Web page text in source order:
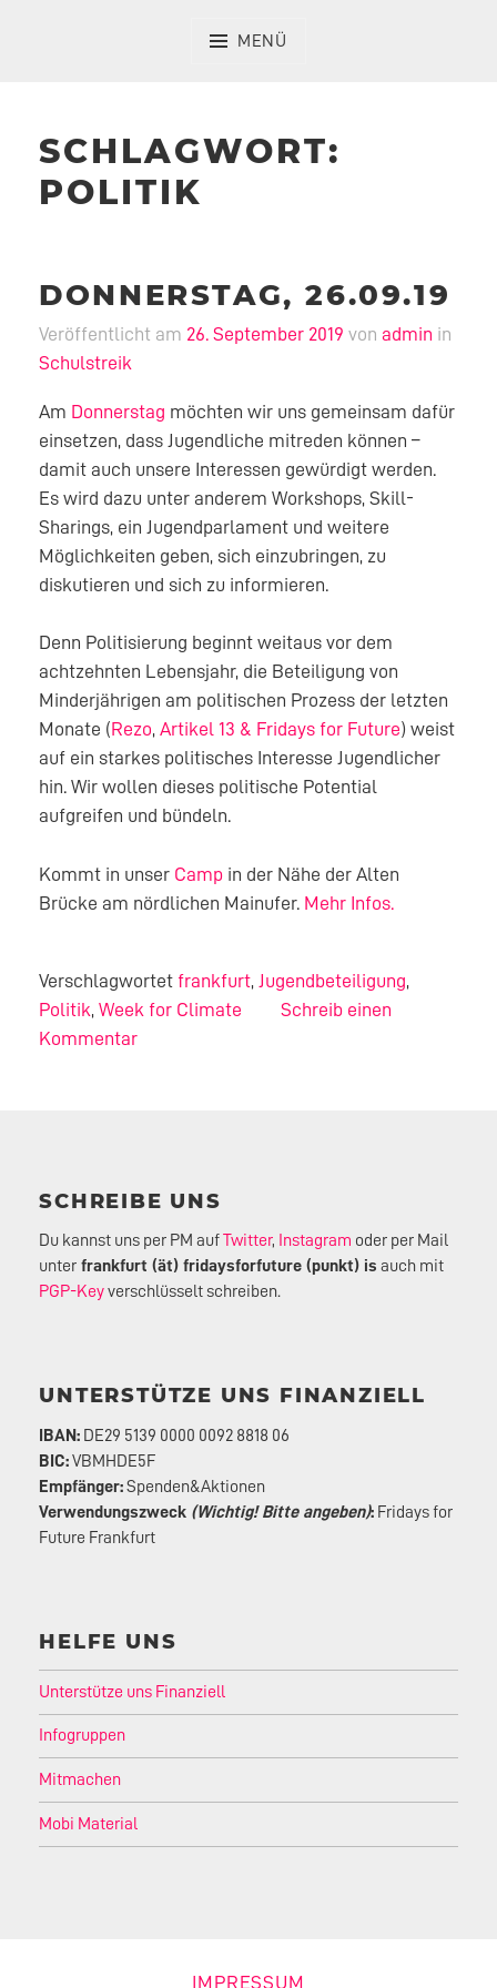
MENÜ
SCHLAGWORT:
POLITIK
DONNERSTAG, 26.09.19
Veröffentlicht am 26. September 2019 von admin in
Schulstreik
Am Donnerstag möchten wir uns gemeinsam dafür
einsetzen, dass Jugendliche mitreden können –
damit auch unsere Interessen gewürdigt werden.
Es wird dazu unter anderem Workshops, Skill-
Sharings, ein Jugendparlament und weitere
Möglichkeiten geben, sich einzubringen, zu
diskutieren und sich zu informieren.
Denn Politisierung beginnt weitaus vor dem
achtzehnten Lebensjahr, die Beteiligung von
Minderjährigen am politischen Prozess der letzten
Monate (Rezo,Artikel 13 & Fridays for Future) weist
auf ein starkes politisches Interesse Jugendlicher
hin. Wir wollen dieses politische Potential
aufgreifen und bündeln.
Kommt in unser Camp in der Nähe der Alten
Brücke am nördlichen Mainufer. Mehr Infos.
Verschlagwortet frankfurt Jugendbeteiligung
Politik ,Week for Climate
Schreib einen
Kommentar
SCHREIBE UNS
Du kannst uns per PM aufTwitter, Instagram oder per Mail
unter frankfurt (ät) fridaysforfuture (punkt) is auch mit
PGP-Keyverschlüsselt schreiben.
UNTERSTÜTZE UNS FINANZIELL
IBAN: DE29 5139 0000 0092 8818 06
BIC:VBMHDE5F
Empfänger:Spenden&Aktionen
Verwendungszweck (Wichtig! Bitte angeben): Fridays for
Future Frankfurt
HELFE UNS
Unterstütze uns Finanziell
Infogruppen
Mitmachen
Mobi Material
IMPRESSUM